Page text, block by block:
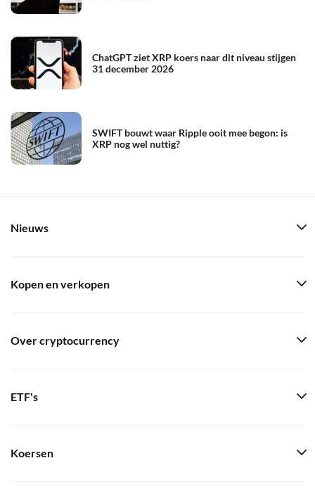
ChatGPT ziet XRP koers naar dit niveau stijgen
31 december 2026
SWIFT bouwt waar Ripple ooit mee begon: is
XRP nog wel nuttig?
Nieuws
Kopen en verkopen
Over cryptocurrency
ETF's
Koersen